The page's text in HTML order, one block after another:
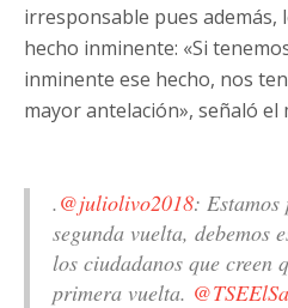
irresponsable pues además,
hecho inminente: «Si
inminente ese hecho, nos
mayor antelación», señaló
.@juliolivo2018:
segunda vuelta, debemos
los ciudadanos que creen
primera vuelta.